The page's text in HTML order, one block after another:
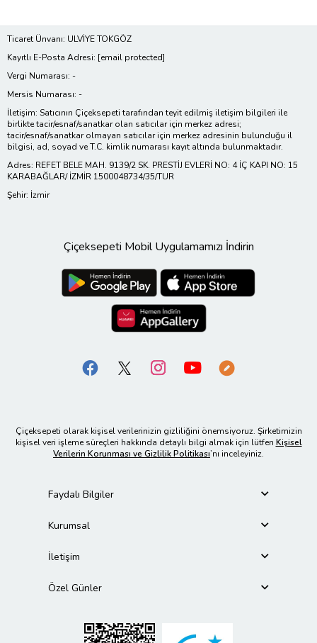
Ticaret Ünvanı: ULVİYE TOKGÖZ
Kayıtlı E-Posta Adresi: [email protected]
Vergi Numarası: -
Mersis Numarası: -
İletişim: Satıcının Çiçeksepeti tarafından teyit edilmiş iletişim bilgileri ile
birlikte tacir/esnaf/sanatkar olan satıcılar için merkez adresi;
tacir/esnaf/sanatkar olmayan satıcılar için merkez adresinin bulunduğu il
bilgisi, ad, soyad ve T.C. kimlik numarası kayıt altında bulunmaktadır.
Adres: REFET BELE MAH. 9139/2 SK. PRESTİJ EVLERİ NO: 4 İÇ KAPI NO: 15
KARABAĞLAR/ İZMİR 1500048734/35/TUR
Şehir: İzmir
Çiçeksepeti Mobil Uygulamamızı İndirin
Çiçeksepeti olarak kişisel verilerinizin gizliliğini önemsiyoruz. Şirketimizin
kişisel veri işleme süreçleri hakkında detaylı bilgi almak için lütfen Kişisel
Verilerin Korunması ve Gizlilik Politikası’nı inceleyiniz.
Faydalı Bilgiler
Kurumsal
İletişim
Özel Günler